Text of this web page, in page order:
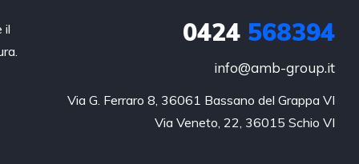
il
0424568394
info@amb-group.it
Via G. Ferraro 8, 36061 Bassano del Grappa VI
Via Veneto, 22, 36015 Schio VI